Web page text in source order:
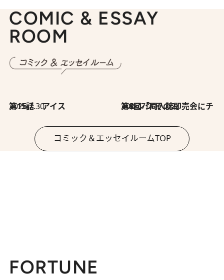
COMIC & ESSAY
ROOM
2026.7.30
第15話 アイス 2026.7.30
第8回「同人誌即売会にチャレンジ その2」
コミック＆エッセイルームTOP
FORTUNE